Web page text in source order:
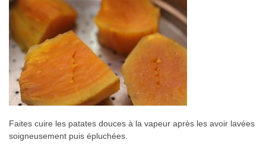
Faites cuire les patates douces à la vapeur après les avoir lavées
soigneusement puis épluchées.